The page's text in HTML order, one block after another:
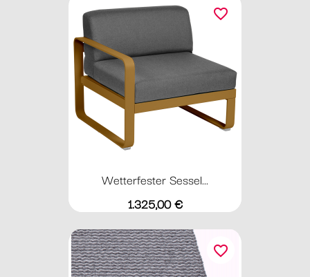
Wetterfester Sessel...
Preis
1.325,00 €
favorite_border
favorite_border